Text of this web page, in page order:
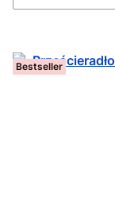
Bestseller